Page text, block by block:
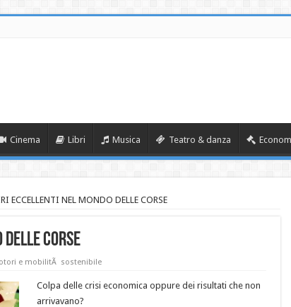
Cinema Libri Musica Teatro & danza
ECCELLENTI NEL MONDO DELLE CORSE
CORSE
e mobilitÃ sostenibile
Colpa delle crisi economica oppure dei risultati che non
arrivavano?